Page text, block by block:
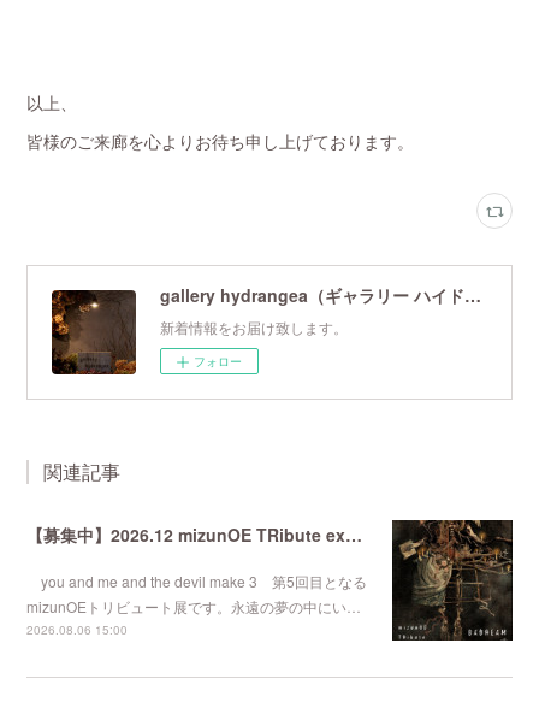
以上、
皆様のご来廊を心よりお待ち申し上げております。
gallery hydrangea（ギャラリー ハイドランジア）
新着情報をお届け致します。
フォロー
関連記事
【募集中】2026.12 mizunOE TRibute exhibition『 BADREAM #5 』
you and me and the devil make 3 第5回目となる
mizunOEトリビュート展です。永遠の夢の中にい…
2026.08.06 15:00